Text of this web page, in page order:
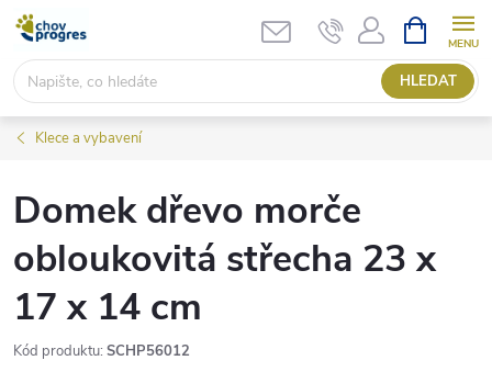
Přejít
obsah
HLEDAT
NÁKUPNÍ
KOŠÍK
Klece a vybavení
Domek dřevo morče
obloukovitá střecha 23 x
17 x 14 cm
Kód produktu: SCHP56012